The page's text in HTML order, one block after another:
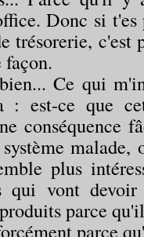
Donc si
trésorerie, c'est
Ce qui
: est-ce que
conséquence
malade,
plus
qui vont
parce
parce